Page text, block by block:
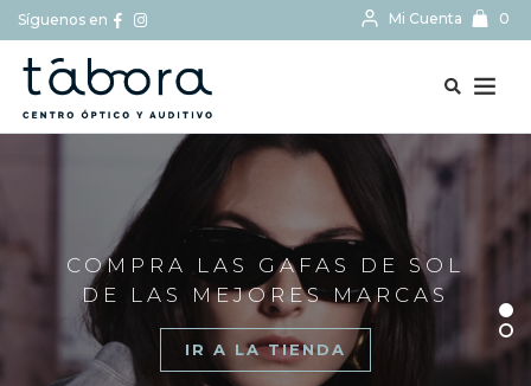
Síguenos en Mi Cuenta 0
COMPRA LAS GAFAS DE SOL
DE LAS MEJORES MARCAS
IR A LA TIENDA